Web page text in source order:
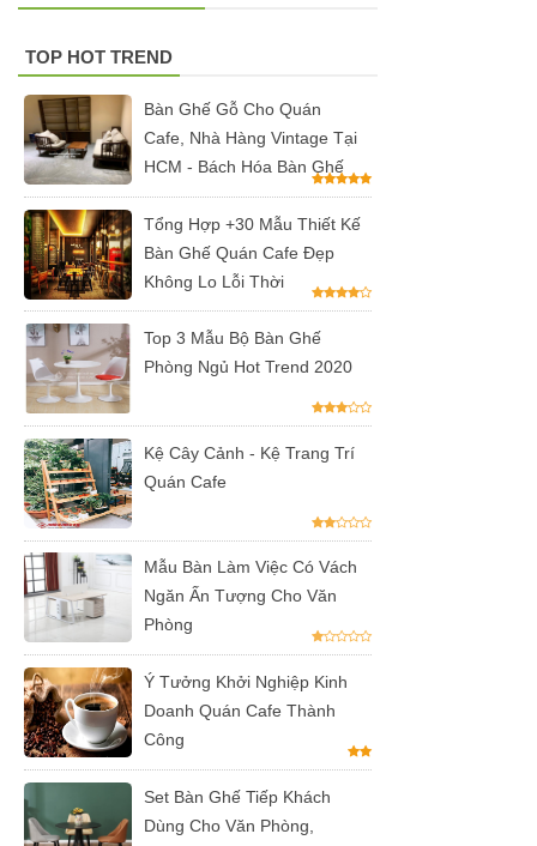
TOP HOT TREND
Bàn Ghế Gỗ Cho Quán
Cafe, Nhà Hàng Vintage Tại
HCM - Bách Hóa Bàn Ghế
Tổng Hợp +30 Mẫu Thiết Kế
Bàn Ghế Quán Cafe Đẹp
Không Lo Lỗi Thời
Top 3 Mẫu Bộ Bàn Ghế
Phòng Ngủ Hot Trend 2020
Kệ Cây Cảnh - Kệ Trang Trí
Quán Cafe
Mẫu Bàn Làm Việc Có Vách
Ngăn Ấn Tượng Cho Văn
Phòng
Ý Tưởng Khởi Nghiệp Kinh
Doanh Quán Cafe Thành
Công
Set Bàn Ghế Tiếp Khách
Dùng Cho Văn Phòng,